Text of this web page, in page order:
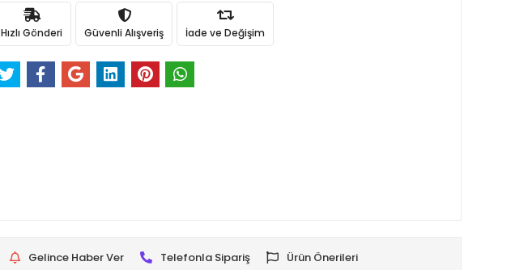
Hızlı Gönderi Güvenli Alışveriş İade ve Değişim
Gelince Haber Ver Telefonla Sipariş Ürün Önerileri